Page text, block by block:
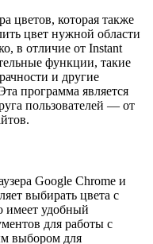
цветов, которая также
цвет нужной области
в отличие от Instant
функции, такие
и другие
программа является
пользователей — от
Google Chrome и
выбирать цвета с
имеет удобный
для работы с
выбором для